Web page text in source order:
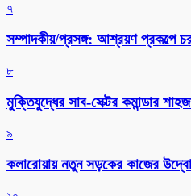
৭
সম্পাদকীয়/প্রসঙ্গ: আশ্রয়ণ প্রকল্পে
৮
মুক্তিযুদ্ধের সাব-সেক্টর কমান্ডার
৯
কলারোয়ায় নতুন সড়কের কাজের